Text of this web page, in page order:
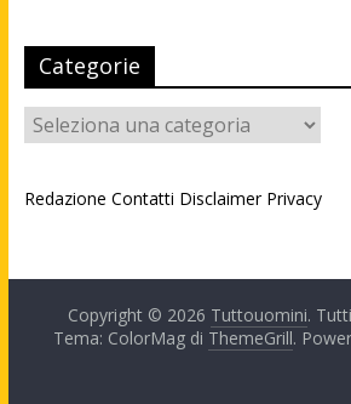
Categorie
Categorie
Redazione Contatti Disclaimer Privacy
Copyright © 2026 Tuttouomini.
Tema: ColorMag di ThemeGrill.